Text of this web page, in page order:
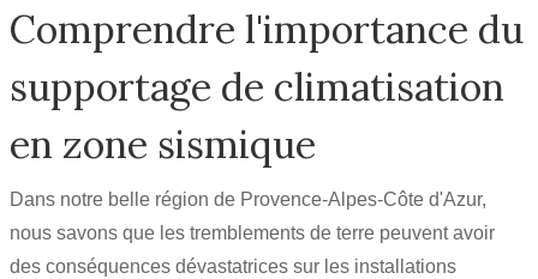
Comprendre l'importance du
supportage de climatisation
en zone sismique
Dans notre belle région de Provence-Alpes-Côte d'Azur,
nous savons que les tremblements de terre peuvent avoir
des conséquences dévastatrices sur les installations